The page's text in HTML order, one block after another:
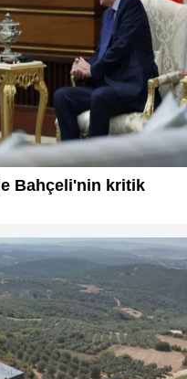
Bahçeli'nin kritik